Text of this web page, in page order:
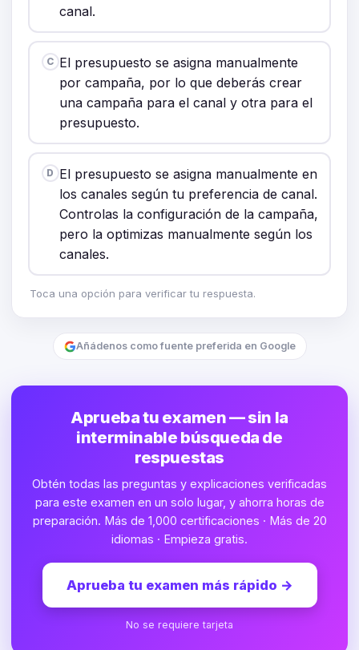
canal.
C El presupuesto se asigna manualmente
por campaña, por lo que deberás crear
una campaña para el canal y otra para el
presupuesto.
D El presupuesto se asigna manualmente en
los canales según tu preferencia de canal.
Controlas la configuración de la campaña,
pero la optimizas manualmente según los
canales.
Toca una opción para verificar tu respuesta.
Añádenos como fuente preferida en Google
Aprueba tu examen — sin la
interminable búsqueda de
respuestas
Obtén todas las preguntas y explicaciones verificadas
para este examen en un solo lugar, y ahorra horas de
preparación. Más de 1,000 certificaciones · Más de 20
idiomas · Empieza gratis.
Aprueba tu examen más rápido →
No se requiere tarjeta